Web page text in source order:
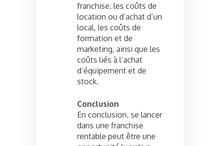
franchise, les coûts de
location ou d’achat d’un
local, les coûts de
formation et de
marketing, ainsi que les
coûts liés à l’achat
d’équipement et de
stock.
Conclusion
En conclusion, se lancer
dans une franchise
rentable peut être une